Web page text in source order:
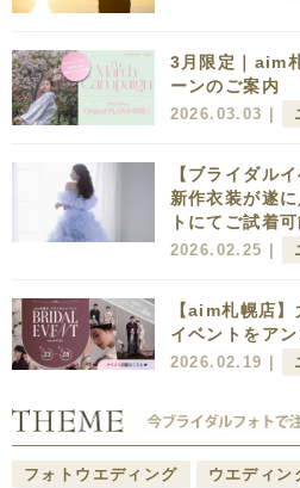
3月限定｜aim
ーンのご案内
2026.03.03 |
【ブライダル
新作衣装が遂
トにてご試着
2026.02.25 |
【aim札幌店
イベントをア
2026.02.19 |
フォトウエディング ウエディン